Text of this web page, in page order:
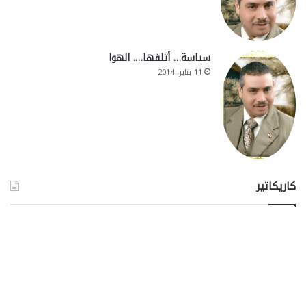
سياسة… أتلفها…. الهوا
11 يناير، 2014
كاريكاتير